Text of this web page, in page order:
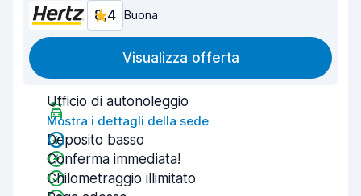
8,4 Buona
Visualizza offerta
Ufficio di autonoleggio
Mostra i dettagli della sede
Deposito basso
Conferma immediata!
Chilometraggio illimitato